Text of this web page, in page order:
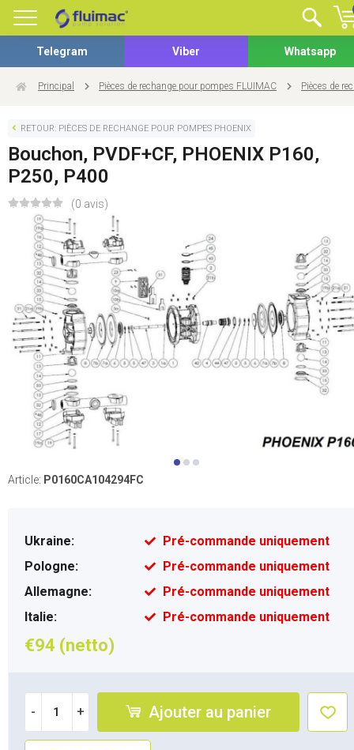
Telegram Viber Whatsapp
Principal Pièces de rechange pour pompes FLUIMAC Pièces de
RETOUR: PIÈCES DE RECHANGE POUR POMPES PHOENIX
Bouchon, PVDF+CF, PHOENIX P160,
P250, P400
(0 avis)
Article: P0160CA104294FC
Ukraine:
Pré-commande uniquement
Pologne:
Pré-commande uniquement
Allemagne:
Pré-commande uniquement
Italie:
Pré-commande uniquement
€94 (netto)
- + Ajouter au panier